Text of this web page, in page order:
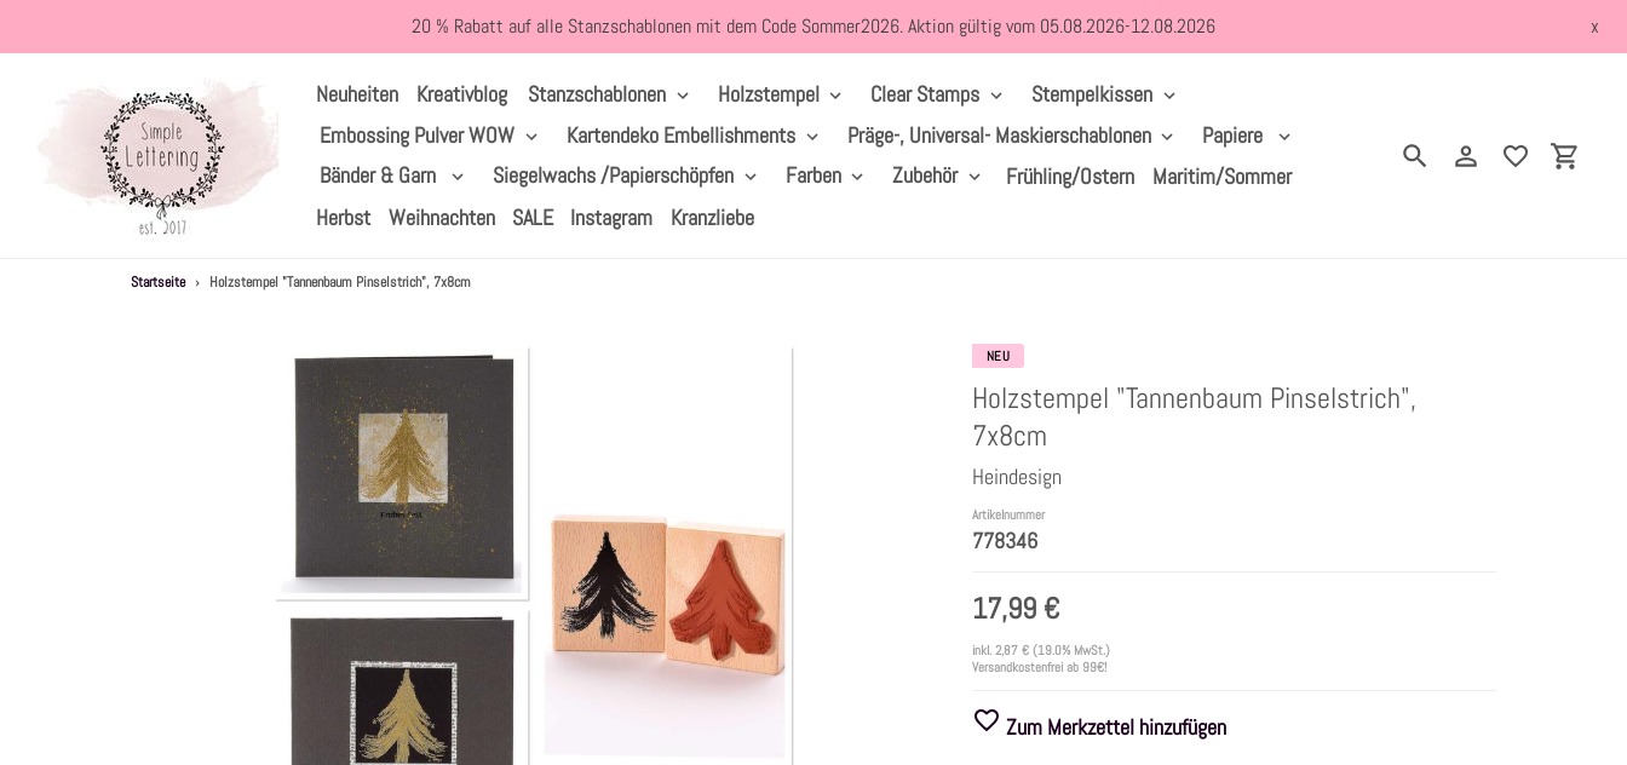
zum
20 % Rabatt auf alle Stanzschablonen mit dem Code Sommer2026. Aktion gültig vom 05.08.2026-12.08.2026 x
Neuheiten Kreativblog Stanzschablonen Holzstempel Clear Stamps
Stempelkissen
Embossing Pulver WOW
Kartendeko Embellishments Präge-, Universal- Maskierschablonen
Papiere
Bänder & Garn
Siegelwachs /Papierschöpfen Farben Zubehör Frühling/Ostern
Maritim/Sommer
Herbst
Weihnachten SALE Instagram Kranzliebe
SuchenEinloggen
Startseite › Holzstempel "Tannenbaum Pinselstrich", 7x8cm
NEU
Holzstempel "Tannenbaum Pinselstrich",
7x8cm
Heindesign
Artikelnummer
778346
17,99 €
inkl. 2,87 €(19.0% MwSt.)
Versandkostenfrei ab 99€!
Zum Merkzettel hinzufügen